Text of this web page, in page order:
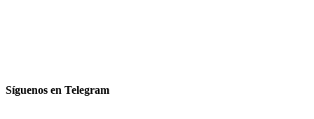
Síguenos en Telegram